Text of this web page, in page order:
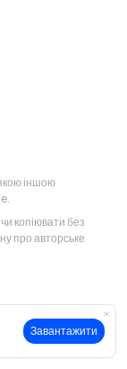
Завантажити
іншою
копіювати без
про авторське